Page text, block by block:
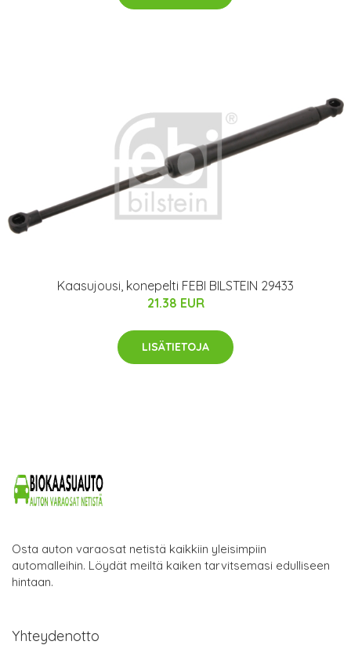
Kaasujousi, konepelti FEBI BILSTEIN 29433
21.38 EUR
LISÄTIETOJA
Osta auton varaosat netistä kaikkiin yleisimpiin
automalleihin. Löydät meiltä kaiken tarvitsemasi edulliseen
hintaan.
Yhteydenotto